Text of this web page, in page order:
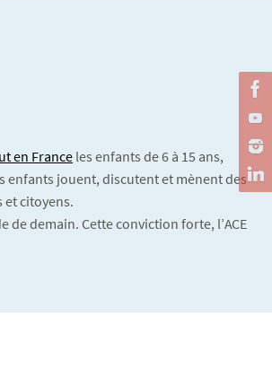
en Franceles enfants de 6 à 15 ans,
enfants jouent, discutent et mènent des
et citoyens.
demain. Cette conviction forte, l’ACE